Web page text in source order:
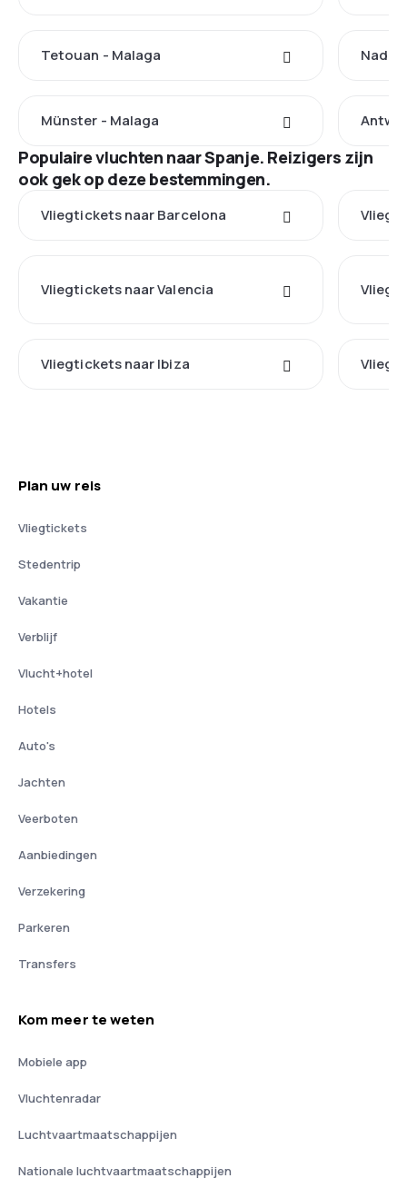
Tetouan - Malaga Nador
Münster - Malaga
Populaire vluchten naar Spanje. Reizigers zijn
ook gek op deze bestemmingen.
Vliegtickets naar Barcelona
Vliegtickets naar Valencia
Vliegtickets naar Ibiza
Plan uw reis
Vliegtickets
Stedentrip
Vakantie
Verblijf
Vlucht+hotel
Hotels
Auto's
Jachten
Veerboten
Aanbiedingen
Verzekering
Parkeren
Transfers
Kom meer te weten
Mobiele app
Vluchtenradar
Luchtvaartmaatschappijen
Nationale luchtvaartmaatschappijen